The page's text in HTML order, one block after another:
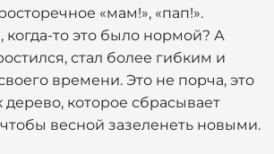
«мам!», «пап!».
когда-то это было нормой? А
стал более гибким и
времени. Это не порча, это
дерево, которое сбрасывает
весной зазеленеть новыми.